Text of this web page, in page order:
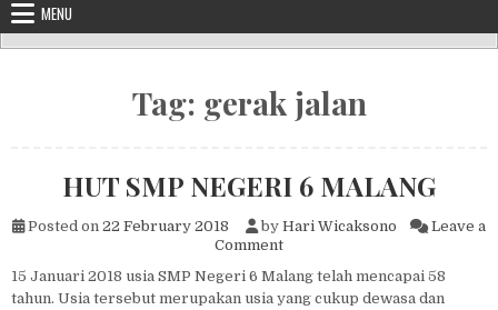
MENU
Tag: gerak jalan
HUT SMP NEGERI 6 MALANG
Posted on 22 February 2018 by Hari Wicaksono
Leave a
Commenton HUT SMP NEGERI 6
15 Januari 2018 usia SMP Negeri 6 Malang telah mencapai 58
tahun. Usia tersebut merupakan usia yang cukup dewasa dan